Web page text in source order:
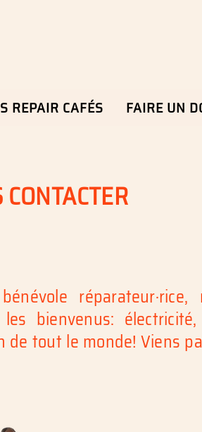
REPAIR CAFÉS FAIRE UN
bienvenus: électricité,
tout le monde! Viens